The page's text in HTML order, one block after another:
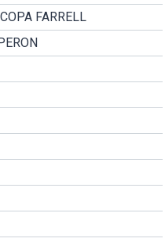
FARRELL